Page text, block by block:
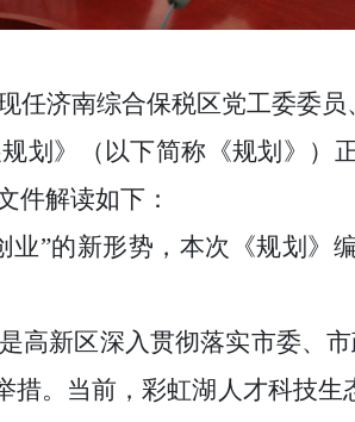
任济南综合保税区党工委委员
规划》（以下简称《规划》
件解读如下：
业”的新形势，本次《规划》
高新区深入贯彻落实市委、
措。当前，彩虹湖人才科技生